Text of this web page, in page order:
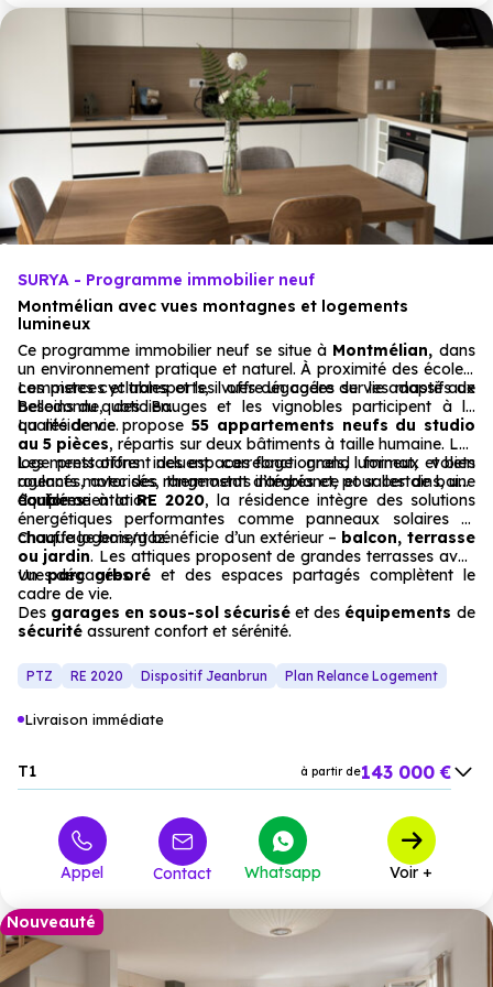
SURYA - Programme immobilier neuf
Montmélian avec vues montagnes et logements
lumineux
Ce programme immobilier neuf se situe à Montmélian, dans
un environnement pratique et naturel. À proximité des écoles,
commerces et transports, il offre un cadre de vie adapté aux
besoins du quotidien.
Les pistes cyclables et les vues dégagées sur les massifs de
Belledonne, des Bauges et les vignobles participent à la
qualité de vie.
La résidence propose 55 appartements neufs du studio
au 5 pièces, répartis sur deux bâtiments à taille humaine. Les
logements offrent des espaces fonctionnels, lumineux et bien
agencés, avec des rangements intégrés et, pour certains, une
double orientation.
Les prestations incluent carrelage grand format, volets
roulants motorisés, thermostat d’ambiance et salles de bains
équipées.
Conforme à laRE 2020, la résidence intègre des solutions
énergétiques performantes comme panneaux solaires et
chauffage bois/gaz.
Chaque logement bénéficie d’un extérieur – balcon, terrasse
ou jardin. Les attiques proposent de grandes terrasses avec
vues dégagées.
Unparc arboré et des espaces partagés complètent le
cadre de vie.
Des garages en sous-sol sécurisé et des équipements de
sécurité assurent confort et sérénité.
PTZ RE 2020 Dispositif Jeanbrun Plan Relance Logement
Livraison immédiate
T1 à partir de143 000 €
à partir de 236 000 €
à partir de 320 000 €
T5 à partir de385 000 €
Appel Contact Whatsapp Voir +
Nouveauté